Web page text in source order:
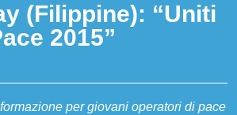
(Filippine): “Uniti
2015”
per giovani operatori di pace